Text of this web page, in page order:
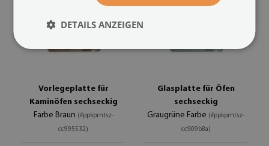
Vorlegeplatte für
Kaminöfen sechseckig
Farbe Braun (#ppkprntsz-
cc995532)
Glasplatte für Öfen
sechseckig
Graugrüne Farbe (#ppkprntsz-
cc909b8a)
DETAILS ANZEIGEN